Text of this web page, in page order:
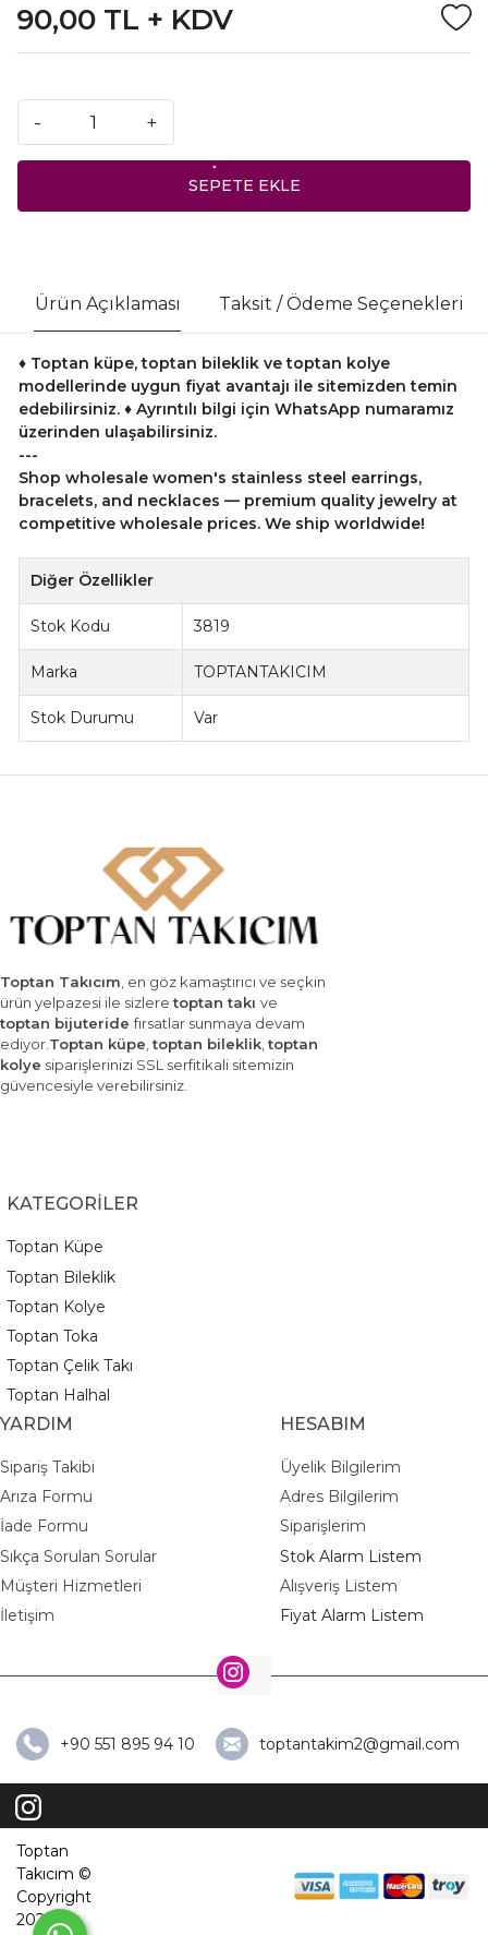
90,00 TL + KDV
- +
SEPETE EKLE
Ürün Açıklaması Taksit / Ödeme Seçenekleri
♦ Toptan küpe, toptan bileklik ve toptan kolye
modellerinde uygun fiyat avantajı ile sitemizden temin
edebilirsiniz. ♦ Ayrıntılı bilgi için WhatsApp numaramız
üzerinden ulaşabilirsiniz.
---
Shop wholesale women's stainless steel earrings,
bracelets, and necklaces — premium quality jewelry at
competitive wholesale prices. We ship worldwide!
Diğer Özellikler
Stok Kodu 3819
Marka TOPTANTAKICIM
Stok Durumu Var
Toptan Takıcım, en göz kamaştırıcı ve seçkin
ürün yelpazesi ile sizleretoptan takı ve
toptan bijuteridefırsatlar sunmaya devam
ediyor.Toptan küpe,toptan bileklik,toptan
kolye siparişlerinizi SSL serfitikali sitemizin
güvencesiyle verebilirsiniz.
KATEGORİLER
Toptan Küpe
Toptan Bileklik
Toptan Kolye
Toptan Toka
Toptan Çelik Takı
Toptan Halhal
YARDIM
Sipariş Takibi
Arıza Formu
İade Formu
Sıkça Sorulan Sorular
Müşteri Hizmetleri
İletişim
HESABIM
Üyelik Bilgilerim
Adres Bilgilerim
Siparişlerim
Stok Alarm Listem
Alışveriş Listem
Fiyat Alarm Listem
+90 551 895 94 10 toptantakim2@gmail.com
Toptan
Takıcım ©
Copyright
2026